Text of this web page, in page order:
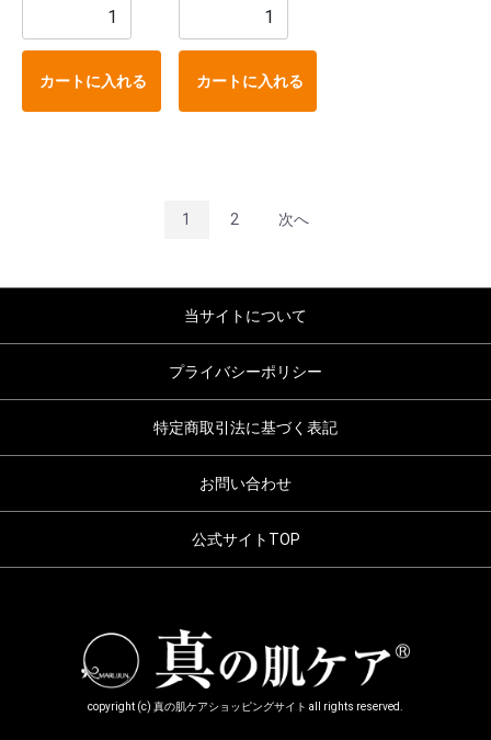
カートに入れる カートに入れる
1 2 次へ
当サイトについて
プライバシーポリシー
特定商取引法に基づく表記
お問い合わせ
公式サイトTOP
copyright (c) 真の肌ケアショッピングサイト all rights reserved.